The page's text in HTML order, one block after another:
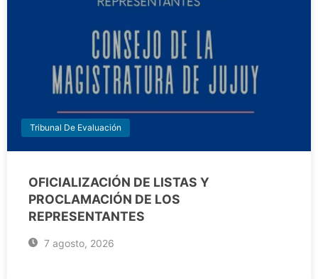
Tribunal De Evaluación
OFICIALIZACIÓN DE LISTAS Y
PROCLAMACIÓN DE LOS
REPRESENTANTES
7 agosto, 2026